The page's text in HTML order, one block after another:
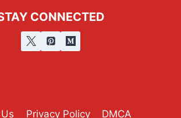
CONNECTED
Privacy Policy
DMCA